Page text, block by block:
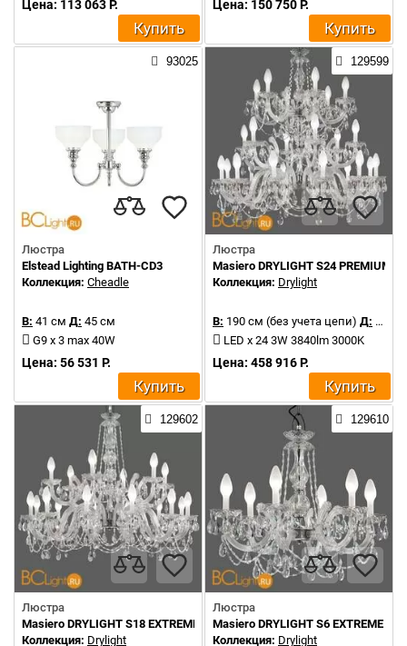
Цена: 113 063 Р.
Купить
Цена: 150 750 Р.
Купить
93025
Люстра
Elstead Lighting BATH-CD3
Коллекция: Cheadle
В: 41 см Д: 45 см
G9 x 3 max 40W
Цена: 56 531 Р.
Купить
129599
Люстра
Masiero DRYLIGHT S24 PREMIUM
Коллекция: Drylight
В: 190 см (без учета цепи) Д:
LED x 24 3W 3840lm 3000K
Цена: 458 916 Р.
Купить
129602
Люстра
Masiero DRYLIGHT S18 EXTREME
Коллекция: Drylight
129610
Люстра
Masiero DRYLIGHT S6 EXTREME
Коллекция: Drylight